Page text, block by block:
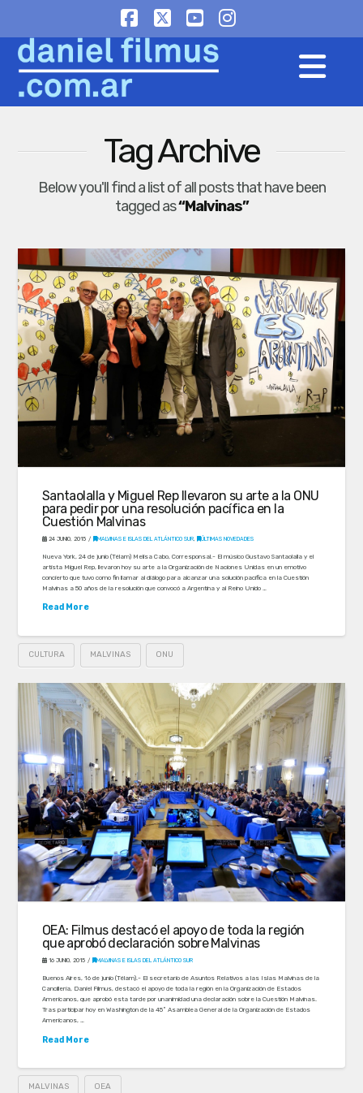
Facebook
X YouTube
Instagram
Tag Archive
Below you'll find a list of all posts that have been
tagged as“Malvinas”
Santaolalla y Miguel Rep llevaron su arte a la ONU
para pedir por una resolución pacífica en la
Cuestión Malvinas
24 JUNIO, 2015 MALVINAS E ISLAS DEL ATLÁNTICO SUR, ÚLTIMAS NOVEDADES
Nueva York, 24 de junio (Télam) Melisa Cabo, Corresponsal.- El músico Gustavo Santaolalla y el
artista Miguel Rep, llevaron hoy su arte a la Organización de Naciones Unidas en un emotivo
concierto que tuvo como fin llamar al diálogo para alcanzar una solución pacífica en la Cuestión
Malvinas a 50 años de la resolución que convocó a Argentina y al Reino Unido …
Read More
CULTURA MALVINAS ONU
OEA: Filmus destacó el apoyo de toda la región
que aprobó declaración sobre Malvinas
16 JUNIO, 2015 MALVINAS E ISLAS DEL ATLÁNTICO SUR
Buenos Aires, 16 de junio (Télam).- El secretario de Asuntos Relativos a las Islas Malvinas de la
Cancillería, Daniel Filmus, destacó el apoyo de toda la región en la Organización de Estados
Americanos, que aprobó esta tarde por unanimidad una declaración sobre la Cuestión Malvinas.
Tras participar hoy en Washington de la 45º Asamblea General de la Organización de Estados
Americanos, …
Read More
MALVINAS OEA